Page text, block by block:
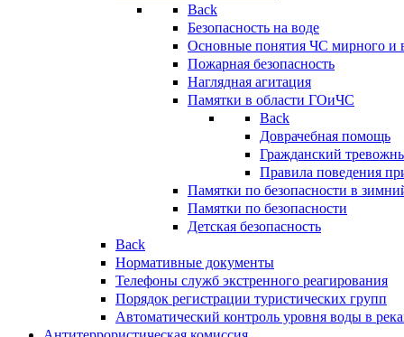
Back
Безопасность на воде
Основные понятия ЧС мирного и
Пожарная безопасность
Наглядная агитация
Памятки в области ГОиЧС
Back
Доврачебная помощь
Гражданский
Правила поведения
Памятки по безопасности в
Памятки по безопасности
Детская безопасность
Back
Нормативные документы
Телефоны служб экстренного реагирования
Порядок регистрации туристических групп
Автоматический контроль уровня воды в